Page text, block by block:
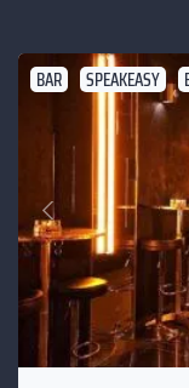
BAR SPEAKEASY
Précédent